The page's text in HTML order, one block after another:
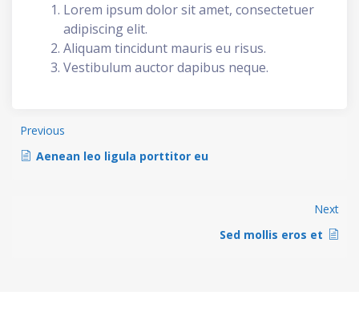
Lorem ipsum dolor sit amet, consectetuer
adipiscing elit.
Aliquam tincidunt mauris eu risus.
Vestibulum auctor dapibus neque.
Previous
Aenean leo ligula porttitor eu
Next
Sed mollis eros et